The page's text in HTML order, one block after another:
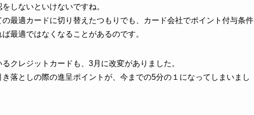
しないといけないですね。
の最適カードに切り替えたつもりでも、カード会社でポイント付与条件
最適ではなくなることがあるのです。
クレジットカードも、3月に改変がありました。
落としの際の進呈ポイントが、今までの5分の１になってしまいまし